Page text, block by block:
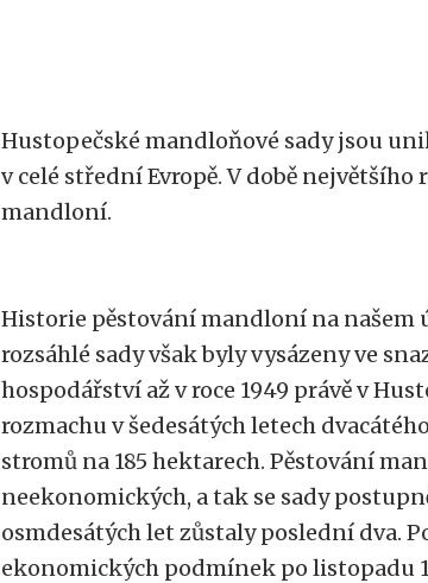
Hustopečské mandloňové sady jsou
v celé střední Evropě. V době
mandloní.
Historie pěstování mandloní na našem
rozsáhlé sady však byly vysázeny ve
hospodářství až v roce 1949 právě v
rozmachu v šedesátých letech
stromů na 185 hektarech. Pěstování
neekonomických, a tak se sady
osmdesátých let zůstaly poslední dva.
ekonomických podmínek po listopadu